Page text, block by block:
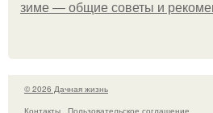
зиме — общие советы и
© 2026 Дачная жизнь
Контакты
Пользовательское соглашение